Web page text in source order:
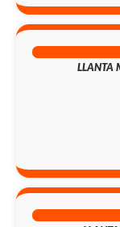
LLANTA